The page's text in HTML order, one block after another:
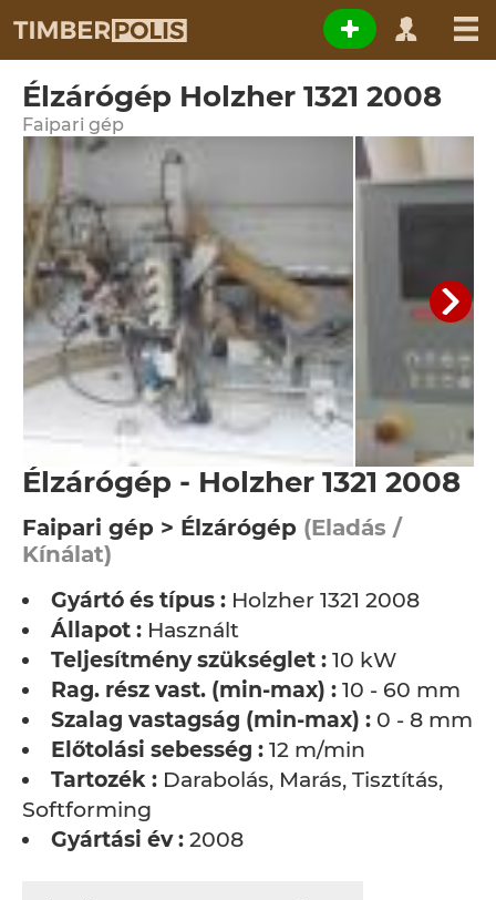
Élzárógép Holzher 1321 2008
Faipari gép
Élzárógép - Holzher 1321 2008
Faipari gép > Élzárógép (Eladás /
Kínálat)
Gyártó és típus : Holzher 1321 2008
Állapot : Használt
Teljesítmény szükséglet : 10 kW
Rag. rész vast. (min-max) : 10 - 60 mm
Szalag vastagság (min-max) : 0 - 8 mm
Előtolási sebesség : 12 m/min
Tartozék : Darabolás, Marás, Tisztítás,
Softforming
Gyártási év : 2008